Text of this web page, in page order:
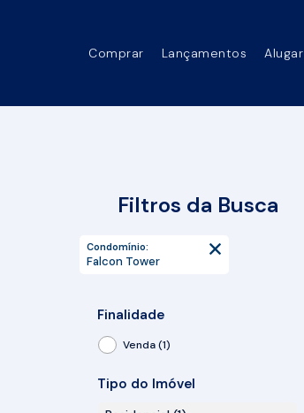
Alugar
Lançamentos
Comprar
Filtros da Busca
Condomínio:
Falcon Tower
Finalidade
Venda (1)
Tipo do Imóvel